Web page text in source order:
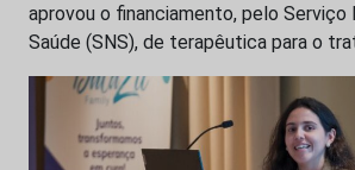
aprovou o financiamento, pelo Serviço
Saúde (SNS), de terapêutica para o